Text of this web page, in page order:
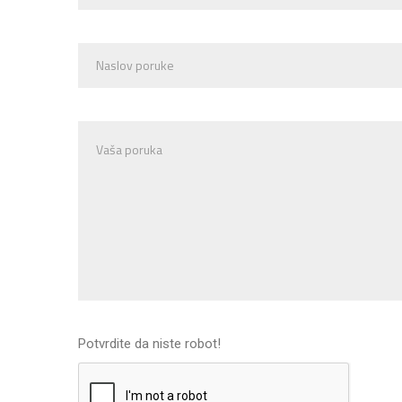
Potvrdite da niste robot!